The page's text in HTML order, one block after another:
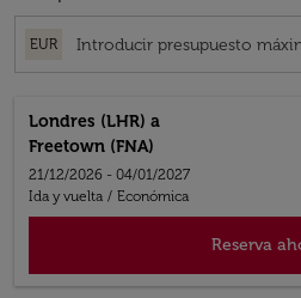
EUR
Londres (LHR) a
Freetown (FNA)
21/12/2026 - 04/01/2027
Ida y vuelta / Económica
Reserva